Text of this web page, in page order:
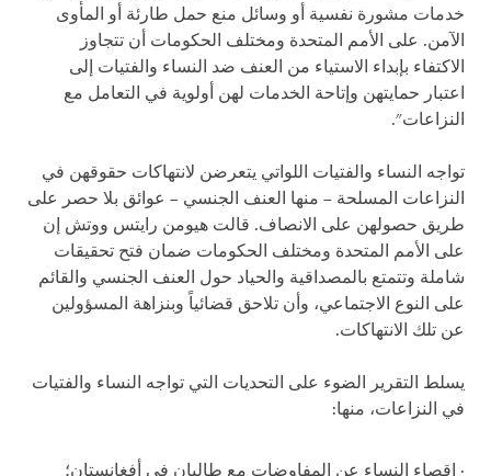
خدمات مشورة نفسية أو وسائل منع حمل طارئة أو المأوى
الآمن. على الأمم المتحدة ومختلف الحكومات أن تتجاوز
الاكتفاء بإبداء الاستياء من العنف ضد النساء والفتيات إلى
اعتبار حمايتهن وإتاحة الخدمات لهن أولوية في التعامل مع
النزاعات".
تواجه النساء والفتيات اللواتي يتعرضن لانتهاكات حقوقهن في
النزاعات المسلحة – منها العنف الجنسي – عوائق بلا حصر على
طريق حصولهن على الانصاف. قالت هيومن رايتس ووتش إن
على الأمم المتحدة ومختلف الحكومات ضمان فتح تحقيقات
شاملة وتتمتع بالمصداقية والحياد حول العنف الجنسي والقائم
على النوع الاجتماعي، وأن تلاحق قضائياً وبنزاهة المسؤولين
عن تلك الانتهاكات.
يسلط التقرير الضوء على التحديات التي تواجه النساء والفتيات
في النزاعات، منها:
· إقصاء النساء عن المفاوضات مع طالبان في أفغانستان؛